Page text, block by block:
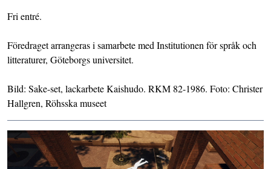
Fri entré.
Föredraget arrangeras i samarbete med Institutionen för språk och
litteraturer, Göteborgs universitet.
Bild: Sake-set, lackarbete Kaishudo. RKM 82-1986. Foto: Christer
Hallgren, Röhsska museet